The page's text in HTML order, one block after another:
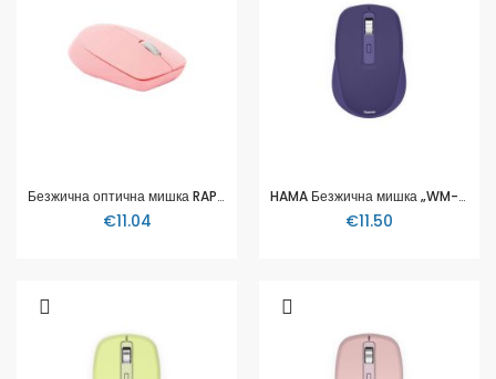
Безжична оптична мишка RAPOO M100 Silent
€11.04
HAMA Безжична мишка „WM-450“, 2.4 GHz / Bluetooth, 7 бутона
€11.50